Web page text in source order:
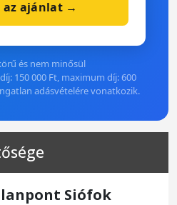
az ajánlat →
és nem minősül
150 000 Ft, maximum díj: 600
adásvételére vonatkozik.
Siófok